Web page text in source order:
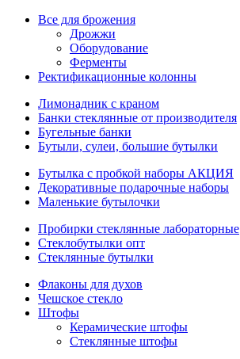
Все для брожения
Дрожжи
Оборудование
Ферменты
Ректификационные колонны
Лимонадник с краном
Банки стеклянные от производителя
Бугельные банки
Бутыли, сулеи, большие бутылки
Бутылка с пробкой наборы АКЦИЯ
Декоративные подарочные наборы
Маленькие бутылочки
Пробирки стеклянные лабораторные
Стеклобутылки опт
Стеклянные бутылки
Флаконы для духов
Чешское стекло
Штофы
Керамические штофы
Стеклянные штофы